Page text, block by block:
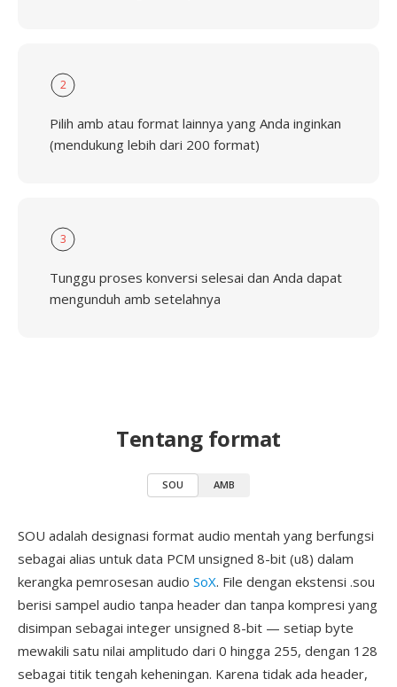
2
Pilih amb atau format lainnya yang Anda inginkan
(mendukung lebih dari 200 format)
3
Tunggu proses konversi selesai dan Anda dapat
mengunduh amb setelahnya
Tentang format
SOU AMB
SOU adalah designasi format audio mentah yang berfungsi
sebagai alias untuk data PCM unsigned 8-bit (u8) dalam
kerangka pemrosesan audio SoX. File dengan ekstensi .sou
berisi sampel audio tanpa header dan tanpa kompresi yang
disimpan sebagai integer unsigned 8-bit — setiap byte
mewakili satu nilai amplitudo dari 0 hingga 255, dengan 128
sebagai titik tengah keheningan. Karena tidak ada header,